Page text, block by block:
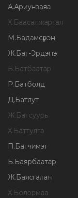
А.Ариунзаяа
Х.Баасанжаргал
М.Бадамсүрэн
Ж.Бат-Эрдэнэ
Б.Батбаатар
Р.Батболд
Д.Батлут
Ж.Батсуурь
Х.Баттулга
П.Батчимэг
Б.Баярбаатар
Ж.Баясгалан
Х.Болормаа